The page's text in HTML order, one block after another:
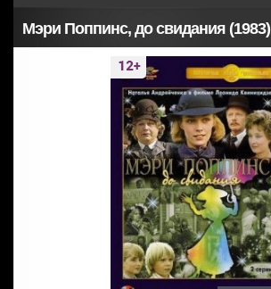
Мэри Поппинс, до свидания (1983)